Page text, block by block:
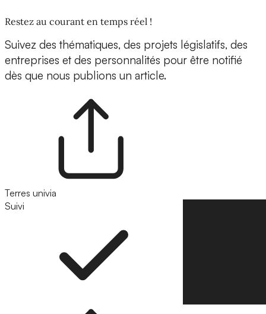
Restez au courant en temps réel !
Suivez des thématiques, des projets législatifs, des
entreprises et des personnalités pour être notifié
dès que nous publions un article.
Terres univia
Suivi